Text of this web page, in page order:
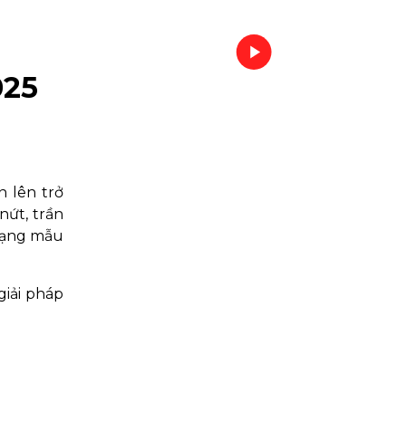
lên trở
trần
mẫu
pháp